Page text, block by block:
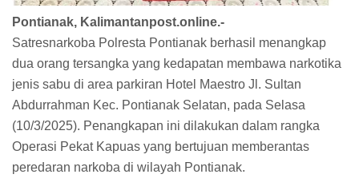
Pontianak, Kalimantanpost.online.-
Satresnarkoba Polresta Pontianak berhasil menangkap
dua orang tersangka yang kedapatan membawa narkotika
jenis sabu di area parkiran Hotel Maestro Jl. Sultan
Abdurrahman Kec. Pontianak Selatan, pada Selasa
(10/3/2025). Penangkapan ini dilakukan dalam rangka
Operasi Pekat Kapuas yang bertujuan memberantas
peredaran narkoba di wilayah Pontianak.